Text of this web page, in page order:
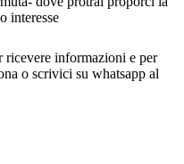
interesse
ricevere informazioni e per
o scrivici su whatsapp al